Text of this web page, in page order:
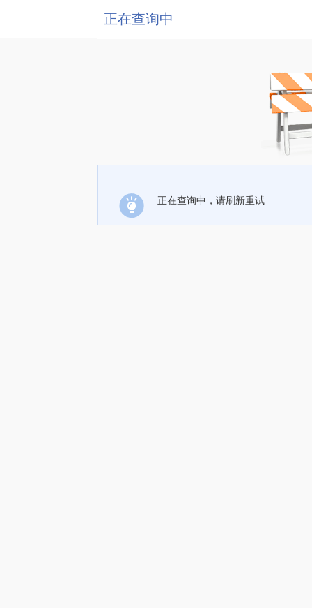
正在查询中
正在查询中，请刷新重试